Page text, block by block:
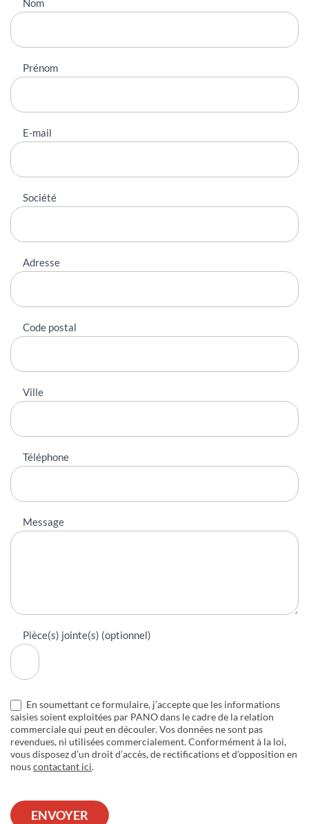
Nous
contacter
Nom
Prénom
E-mail
Société
Adresse
Code postal
Ville
Téléphone
Message
Pièce(s) jointe(s) (optionnel)
En soumettant ce formulaire, j’accepte que les informations
saisies soient exploitées par PANO dans le cadre de la relation
commerciale qui peut en découler. Vos données ne sont pas
revendues, ni utilisées commercialement. Conformément à la loi,
vous disposez d’un droit d’accès, de rectifications et d’opposition en
nouscontactant ici.
ENVOYER